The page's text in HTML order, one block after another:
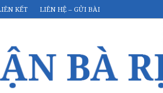
KẾT LIÊN HỆ – GỬI BÀI